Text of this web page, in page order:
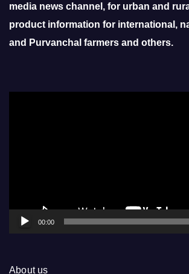
media news channel, for urban and
product information for international,
and Purvanchal farmers and others.
00:00
About us